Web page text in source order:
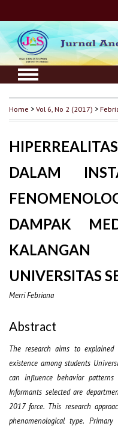
Home >Vol 6, No 2 (2017) >
DALAM
DAMPAK
UNIVERSITAS
Merri Febriana
Abstract
The research aims to
existence among students
can influence behavior patterns
Informants selected are
2017 force. This research
phenomenological type.